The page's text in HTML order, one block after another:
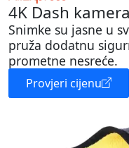
4K Dash
Snimke su jasne u
pruža dodatnu
prometne nesreće.
Provjeri cijenu